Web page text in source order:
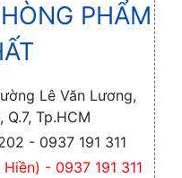
PHẨM
Lê Văn Lương,
Q.7, Tp.HCM
- 0937 191 311
- 0937 191 311